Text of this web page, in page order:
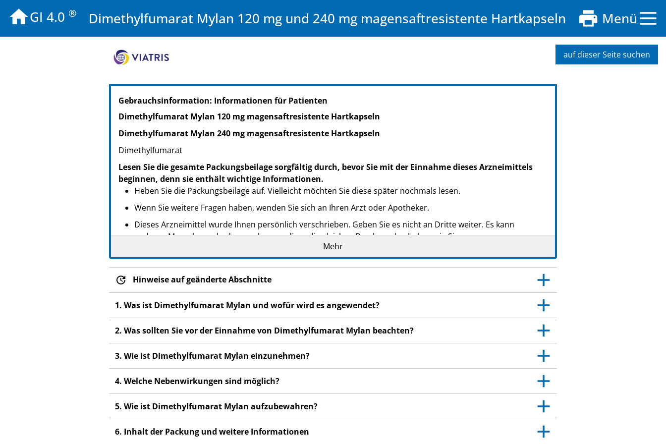
GI 4.0 ® Dimethylfumarat Mylan 120 mg und 240 mg magensaftresistente Hartkapseln Menü
auf dieser Seite suchen
PZN: 18031573
PPN: 111803157348
NTIN: 04150180315732
PPN: 111803159604
NTIN: 04150180315961
Gebrauchsinformation: Informationen für Patienten
Dimethylfumarat Mylan 120 mg magensaftresistente Hartkapseln
Dimethylfumarat Mylan 240 mg magensaftresistente Hartkapseln
Dimethylfumarat
Lesen Sie die gesamte Packungsbeilage sorgfältig durch, bevor Sie mit der Einnahme dieses Arzneimittels
beginnen, denn sie enthält wichtige Informationen.
Heben Sie die Packungsbeilage auf. Vielleicht möchten Sie diese später nochmals lesen.
Wenn Sie weitere Fragen haben, wenden Sie sich an Ihren Arzt oder Apotheker.
Dieses Arzneimittel wurde Ihnen persönlich verschrieben. Geben Sie es nicht an Dritte weiter. Es kann
anderen Menschen schaden, auch wenn diese die gleichen Beschwerden haben wie Sie.
Nebenwirkungen, die nicht in dieser Packungsbeilage angegeben sind. Siehe Abschnitt 4.
Mehr
Hinweise auf geänderte Abschnitte
1. Was ist Dimethylfumarat Mylan und wofür wird es angewendet?
2. Was sollten Sie vor der Einnahme von Dimethylfumarat Mylan beachten?
3. Wie ist Dimethylfumarat Mylan einzunehmen?
4. Welche Nebenwirkungen sind möglich?
5. Wie ist Dimethylfumarat Mylan aufzubewahren?
6. Inhalt der Packung und weitere Informationen